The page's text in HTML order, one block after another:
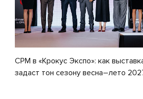
CPM в «Крокус Экспо»: как
задаст тон сезону весна–лето